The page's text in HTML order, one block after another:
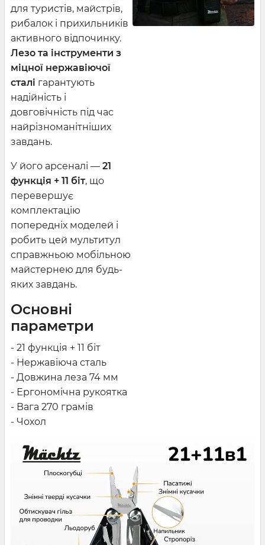
для туристів, майстрів,
рибалок і прихильників
активного відпочинку.
Лезо та інструменти з
міцної нержавіючої
сталі гарантують
надійність і
довговічність під час
найрізноманітніших
завдань.
У його арсеналі — 21
функція + 11 біт, що
перевершує
комплектацію
попередніх моделей і
робить цей мультитул
справжньою мобільною
майстернею для будь-
яких завдань.
Основні
параметри
- 21 функція + 11 біт
- Нержавіюча сталь
- Довжина леза 74 мм
- Ергономічна рукоятка
- Вага 270 грамів
- Чохол